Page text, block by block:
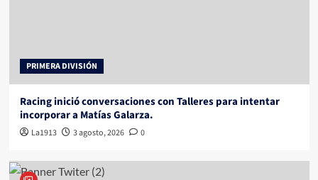
PRIMERA DIVISIÓN
Racing inició conversaciones con Talleres para intentar
incorporar a Matías Galarza.
La1913 3 agosto, 2026 0